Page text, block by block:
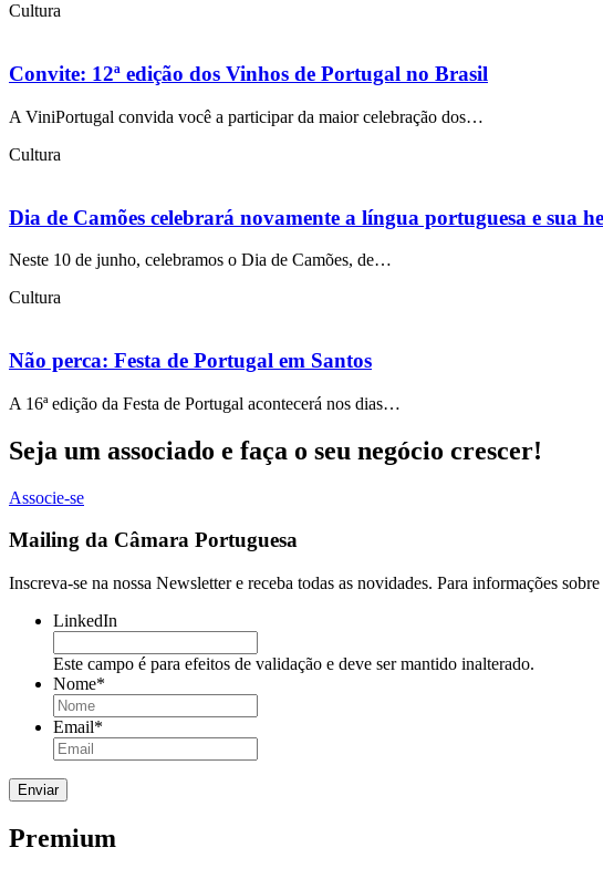
Cultura
Convite: 12ª edição dos Vinhos de Portugal no Brasil
A ViniPortugal convida você a participar da maior celebração dos…
Cultura
Dia de Camões celebrará novamente a língua portuguesa e sua
Neste 10 de junho, celebramos o Dia de Camões, de…
Cultura
Não perca: Festa de Portugal em Santos
A 16ª edição da Festa de Portugal acontecerá nos dias…
Seja um associado e faça o seu negócio crescer!
Associe-se
Mailing da Câmara Portuguesa
Inscreva-se na nossa Newsletter e receba todas as novidades. Para informações
LinkedIn
Este campo é para efeitos de validação e deve ser mantido inalterado.
Nome*
Email*
Premium